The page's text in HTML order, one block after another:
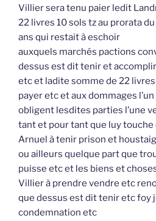
Villier sera tenu paier ledit
22 livres 10 sols tz au prorata
ans qui restait à eschoir
auxquels marchés pactions
dessus est dit tenir et accomplir
etc et ladite somme de 22
payer etc et aux dommages
obligent lesdites parties l’une
tant et pour tant que luy
Arnuel à tenir prison et
ou ailleurs quelque part que
puisse etc et les biens et
Villier à prendre vendre etc
que dessus est dit tenir etc foy
condemnation etc